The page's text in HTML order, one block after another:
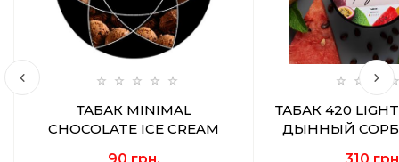
ТАБАК MINIMAL
CHOCOLATE ICE CREAM
ТАБАК 420
ДЫННЫЙ